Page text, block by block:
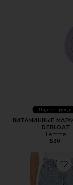
Лидер Продаж
ВИТАМИННЫЕ
DEBLOAT
Lemme
$30